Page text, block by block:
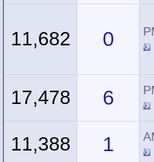
0
11,682
6
17,478
1
11,388